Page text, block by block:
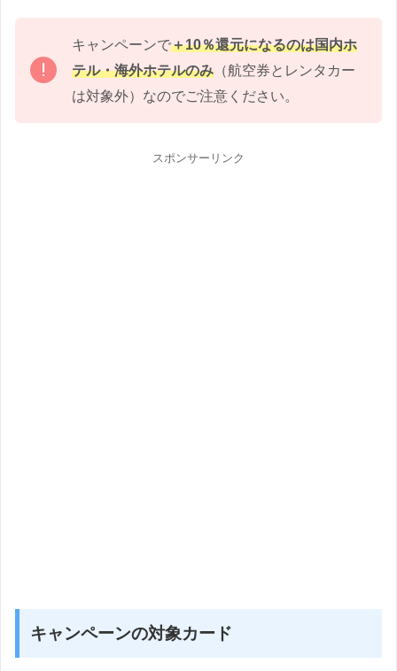
キャンペーンで＋10％還元になるのは国内ホ
テル・海外ホテルのみ （航空券とレンタカー
は対象外）なのでご注意ください。
スポンサーリンク
キャンペーンの対象カード